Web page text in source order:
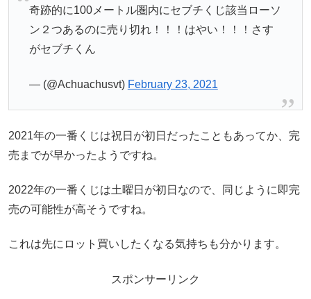
奇跡的に100メートル圏内にセブチくじ該当ローソ
ン２つあるのに売り切れ！！！はやい！！！さす
がセブチくん
— (@Achuachusvt) February 23, 2021
2021年の一番くじは祝日が初日だったこともあってか、完
売までが早かったようですね。
2022年の一番くじは土曜日が初日なので、同じように即完
売の可能性が高そうですね。
これは先にロット買いしたくなる気持ちも分かります。
スポンサーリンク